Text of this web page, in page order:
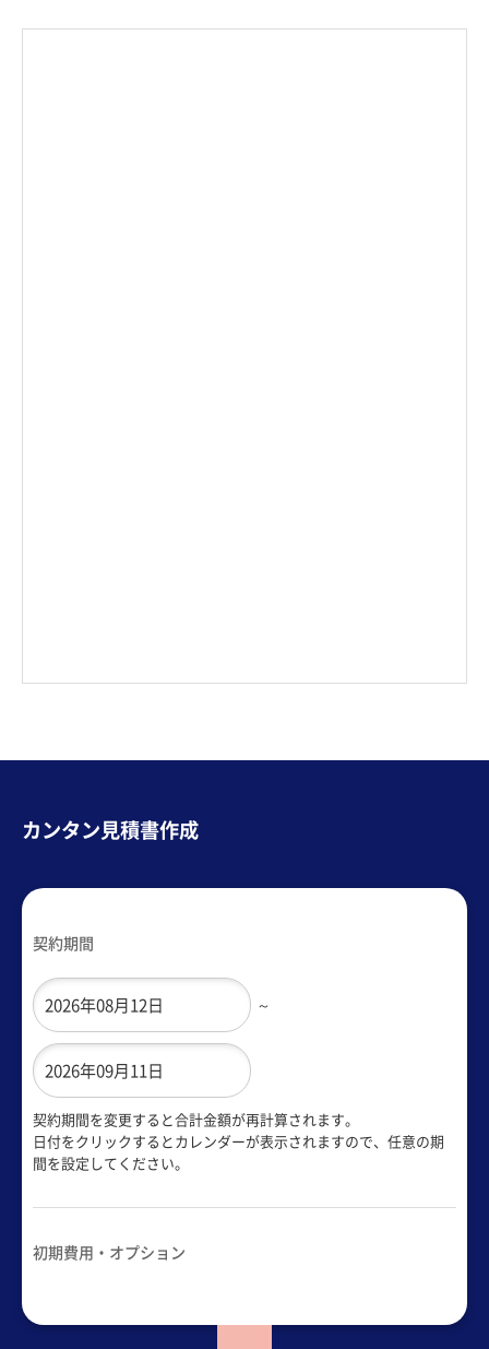
カンタン見積書作成
契約期間
～
契約期間を変更すると合計金額が再計算されます。
日付をクリックするとカレンダーが表示されますので、任意の期
間を設定してください。
初期費用・オプション